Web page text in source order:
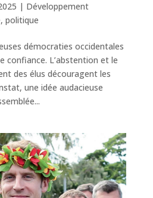
| Développement
, politique
démocraties occidentales
confiance. L’abstention et le
des élus découragent les
une idée audacieuse